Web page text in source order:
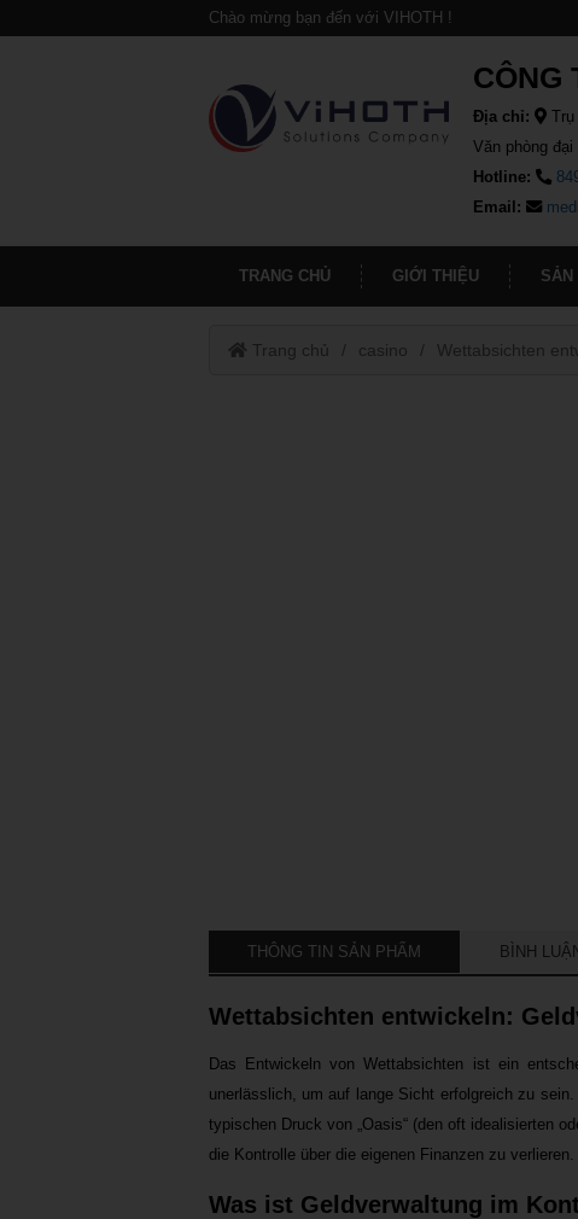
Chào mừng bạn đến với VIHOTH !
CÔNG
Địa chỉ:
Văn phòng
Hotline:
Email:
TRANG CHỦ GIỚI THIỆU SẢN
Trang chủ casino Wettabsichten
THÔNG TIN SẢN PHẨM BÌNH
Wettabsichten entwickeln:
Das Entwickeln von Wettabsichten ist ein
unerlässlich, um auf lange Sicht erfolgreich zu
typischen Druck von „Oasis“ (den oft idealisierten
die Kontrolle über die eigenen Finanzen zu verlieren.
Was ist Geldverwaltung im